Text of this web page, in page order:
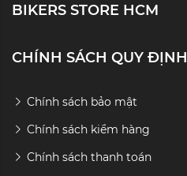
BIKERS STORE HCM
CHÍNH SÁCH QUY ĐỊNH
Chính sách bảo mật
Chính sách kiểm hàng
Chính sách thanh toán